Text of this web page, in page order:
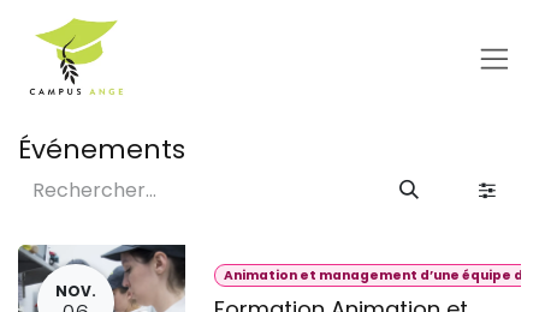
Se rendre au contenu
Événements
NOV.
Animation et management d’une équipe